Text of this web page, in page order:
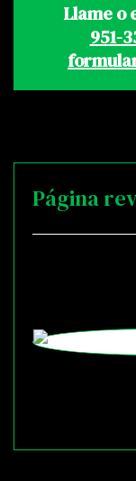
Llame o
951-
Página